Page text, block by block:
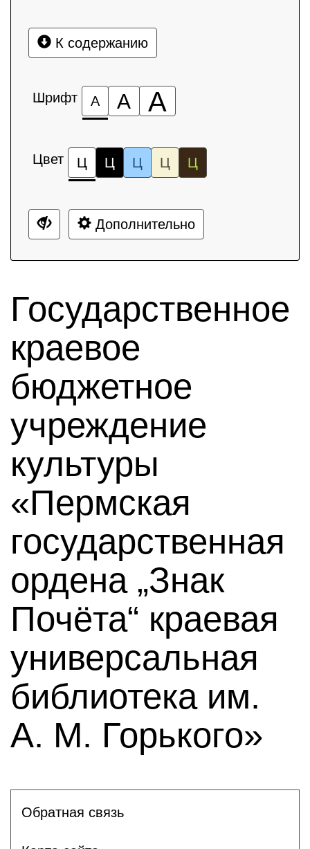
К содержанию
Шрифт А А А
Цвет Ц Ц Ц Ц Ц
Дополнительно
Государственное
краевое
бюджетное
учреждение
культуры
«Пермская
государственная
ордена „Знак
Почёта“ краевая
универсальная
библиотека им.
А. М. Горького»
Обратная связь